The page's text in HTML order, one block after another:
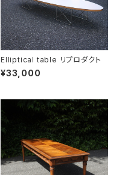
Elliptical table リプロダクト
¥33,000